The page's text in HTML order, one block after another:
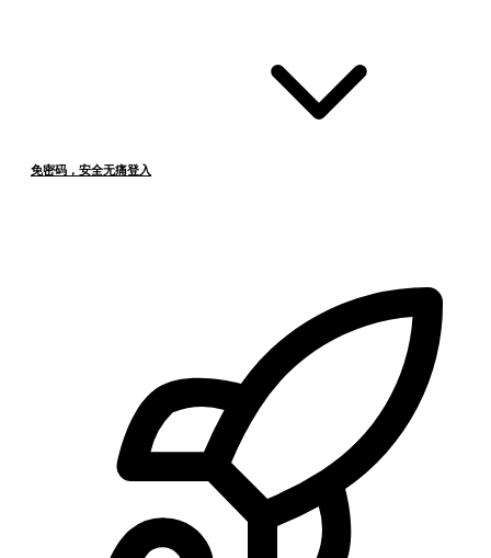
免密码，安全无痛登入